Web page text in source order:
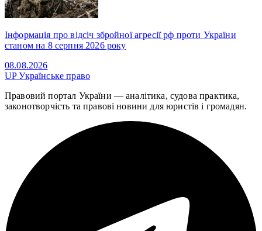
Інформація про відсіч збройної агресії рф проти України
станом на 8 серпня 2026 року
08.08.2026
UPУкраїнське право
Правовий портал України — аналітика, судова практика,
законотворчість та правові новини для юристів і громадян.